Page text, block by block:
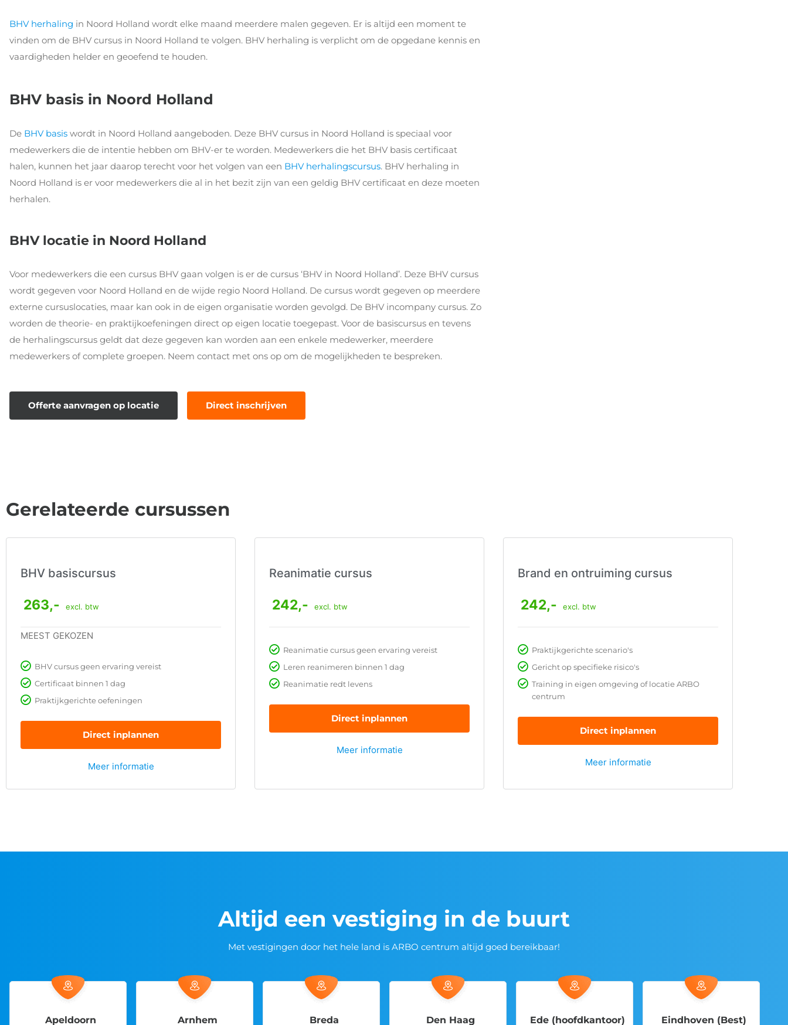
BHV herhaling in Noord Holland wordt elke maand meerdere malen gegeven. Er is altijd een moment te
vinden om de BHV cursus in Noord Holland te volgen. BHV herhaling is verplicht om de opgedane kennis en
vaardigheden helder en geoefend te houden.
BHV basis in Noord Holland
De BHV basis wordt in Noord Holland aangeboden. Deze BHV cursus in Noord Holland is speciaal voor
medewerkers die de intentie hebben om BHV-er te worden. Medewerkers die het BHV basis certificaat
halen, kunnen het jaar daarop terecht voor het volgen van een BHV herhalingscursus. BHV herhaling in
Noord Holland is er voor medewerkers die al in het bezit zijn van een geldig BHV certificaat en deze moeten
herhalen.
BHV locatie in Noord Holland
Voor medewerkers die een cursus BHV gaan volgen is er de cursus ‘BHV in Noord Holland’. Deze BHV cursus
wordt gegeven voor Noord Holland en de wijde regio Noord Holland. De cursus wordt gegeven op meerdere
externe cursuslocaties, maar kan ook in de eigen organisatie worden gevolgd. De BHV incompany cursus. Zo
worden de theorie- en praktijkoefeningen direct op eigen locatie toegepast. Voor de basiscursus en tevens
de herhalingscursus geldt dat deze gegeven kan worden aan een enkele medewerker, meerdere
medewerkers of complete groepen. Neem contact met ons op om de mogelijkheden te bespreken.
Offerte aanvragen op locatie Direct inschrijven
Gerelateerde cursussen
BHV basiscursus
263,- excl. btw
MEEST GEKOZEN
BHV cursus geen ervaring vereist
Certificaat binnen 1 dag
Praktijkgerichte oefeningen
Direct inplannen
Meer informatie
Reanimatie cursus
242,- excl. btw
Reanimatie cursus geen ervaring vereist
Leren reanimeren binnen 1 dag
Reanimatie redt levens
Direct inplannen
Meer informatie
Brand en ontruiming cursus
242,- excl. btw
Praktijkgerichte scenario's
Gericht op specifieke risico's
Training in eigen omgeving of locatie ARBO
centrum
Direct inplannen
Meer informatie
Altijd een vestiging in de buurt
Met vestigingen door het hele land is ARBO centrum altijd goed bereikbaar!
Apeldoorn Arnhem Breda Den Haag Ede (hoofdkantoor) Eindhoven (Best)